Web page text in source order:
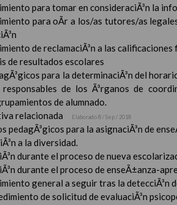
para tomar en consideraciÃ³n la
para oÃ­r a los/as tutores/as
de reclamaciÃ³n a las calificaciones
de resultados escolares
para la determinaciÃ³n del
de los Ã³rganos de
de alumnado.
relacionada
Elaborado 8 / Sep / 2018
pedagÃ³gicos para la asignaciÃ³n de
a la diversidad.
durante el proceso de nueva
durante el proceso de enseÃ±anza-
general a seguir tras la detecciÃ³n
de solicitud de evaluaciÃ³n